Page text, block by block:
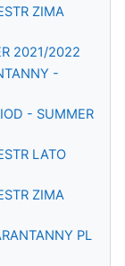
ZIMA
2021/2022
-
- SUMMER
LATO
ZIMA
PL